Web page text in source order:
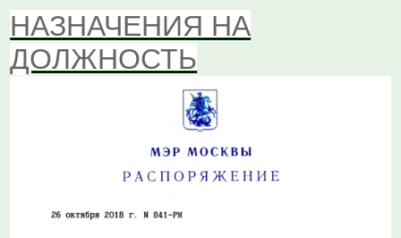
НАЗНАЧЕНИЯ НА
ДОЛЖНОСТЬ